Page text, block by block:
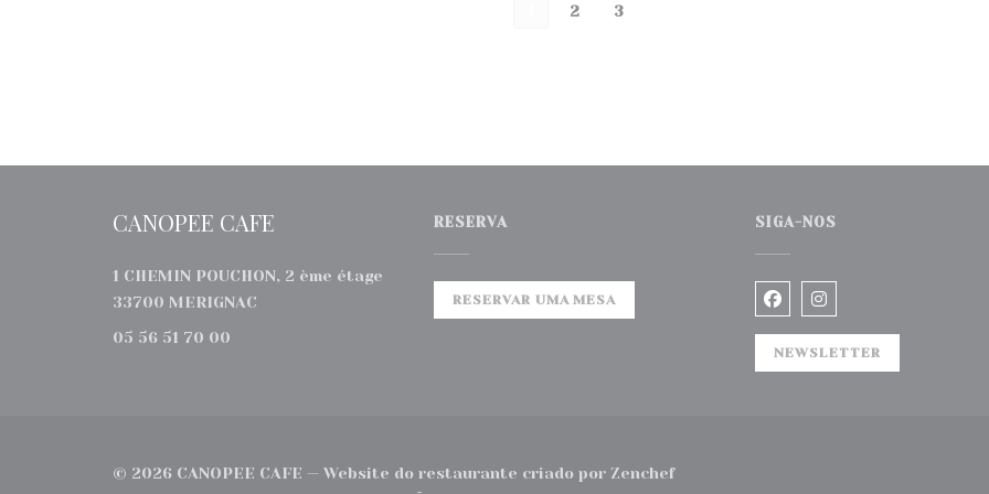
2 3
CANOPEE CAFE
1 CHEMIN POUCHON, 2 ème étage
33700 MERIGNAC ((abre numa nova janela))
05 56 51 70 00
RESERVA
RESERVAR UMA MESA
SIGA-NOS
Facebook ((abre numa
Instagram ((abre
NEWSLETTER
© 2026 CANOPEE CAFE — Website do restaurante criado por Zenchef((abre numa nova janela))